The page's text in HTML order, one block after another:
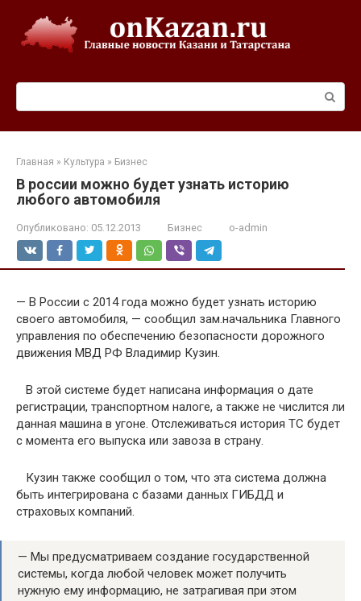
контенту
Главная » Культура » Бизнес
В россии можно будет узнать историю
любого автомобиля
Опубликовано: 05.12.2013 Бизнес o-admin
— В России с 2014 года можно будет узнать историю
своего автомобиля, — сообщил зам.начальника Главного
управления по обеспечению безопасности дорожного
движения МВД РФ Владимир Кузин.
В этой системе будет написана информация о дате
регистрации, транспортном налоге, а также не числится ли
данная машина в угоне. Отслеживаться история ТС будет
с момента его выпуска или завоза в страну.
Кузин также сообщил о том, что эта система должна
быть интегрирована с базами данных ГИБДД и
страховых компаний.
— Мы предусматриваем создание государственной
системы, когда любой человек может получить
нужную ему информацию, не затрагивая при этом